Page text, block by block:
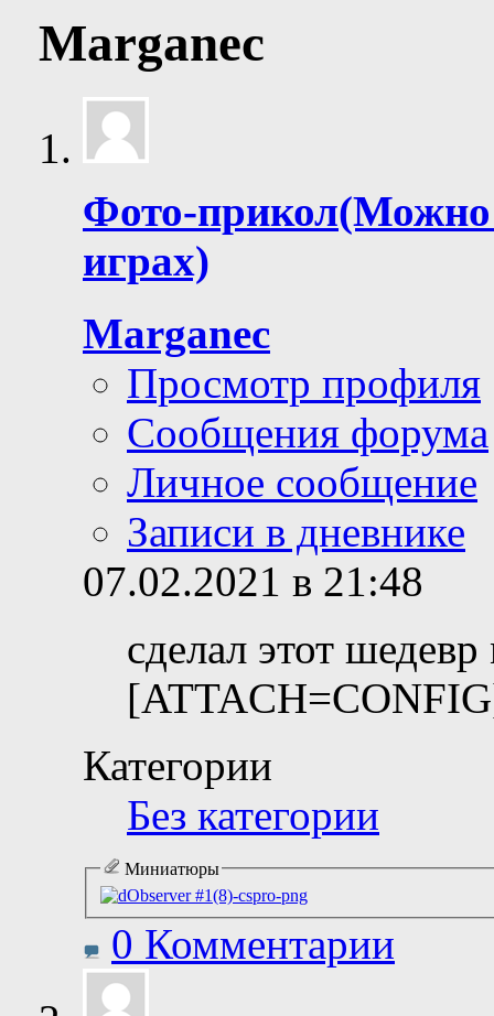
Marganec
Фото-прикол(Можно
играх)
Marganec
Просмотр профиля
Сообщения форума
Личное сообщение
Записи в дневнике
07.02.2021 в 21:48
сделал этот
Категории
Без категории
Миниатюры
0 Комментарии